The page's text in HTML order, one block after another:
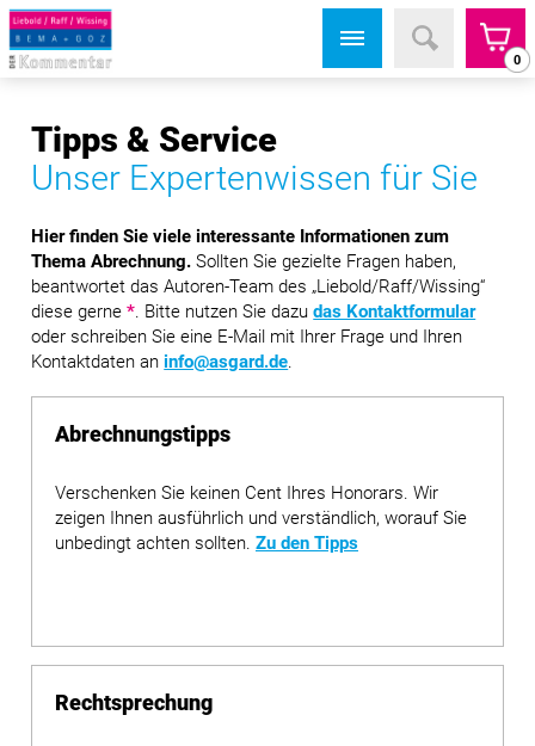
0
Tipps & Service
Unser Expertenwissen für Sie
Hier finden Sie viele interessante Informationen zum
Thema Abrechnung. Sollten Sie gezielte Fragen haben,
beantwortet das Autoren-Team des „Liebold/Raff/Wissing“
diese gerne*. Bitte nutzen Sie dazudas Kontaktformular
oder schreiben Sie eine E-Mail mit Ihrer Frage und Ihren
Kontaktdaten aninfo@asgard.de.
Abrechnungstipps
Verschenken Sie keinen Cent Ihres Honorars. Wir
zeigen Ihnen ausführlich und verständlich, worauf Sie
unbedingt achten sollten. Zu den Tipps
Rechtsprechung